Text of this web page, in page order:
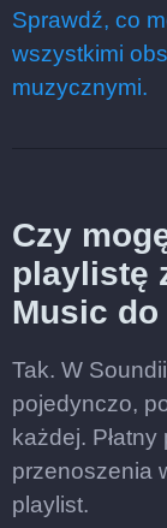
Sprawdź, co
wszystkimi
muzycznymi.
Czy
playlistę
Music
Tak. W
pojedynczo,
każdej.
przenoszenia
playlist.